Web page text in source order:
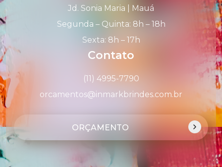
Jd. Sonia Maria | Mauá
Segunda – Quinta: 8h – 18h
Sexta: 8h – 17h
Contato
(11) 4995-7790
orcamentos@inmarkbrindes.com.br
ORÇAMENTO